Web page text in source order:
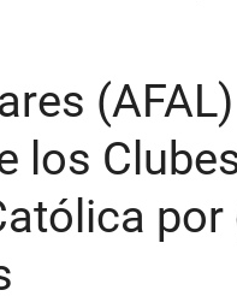
los
por